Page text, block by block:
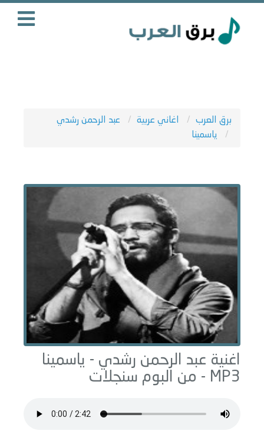
برق العرب اغاني عربية
عبد الرحمن رشدي
ياسمينا
اغنية عبد الرحمن رشدي - ياسمينا
MP3 - من البوم
سنجلات